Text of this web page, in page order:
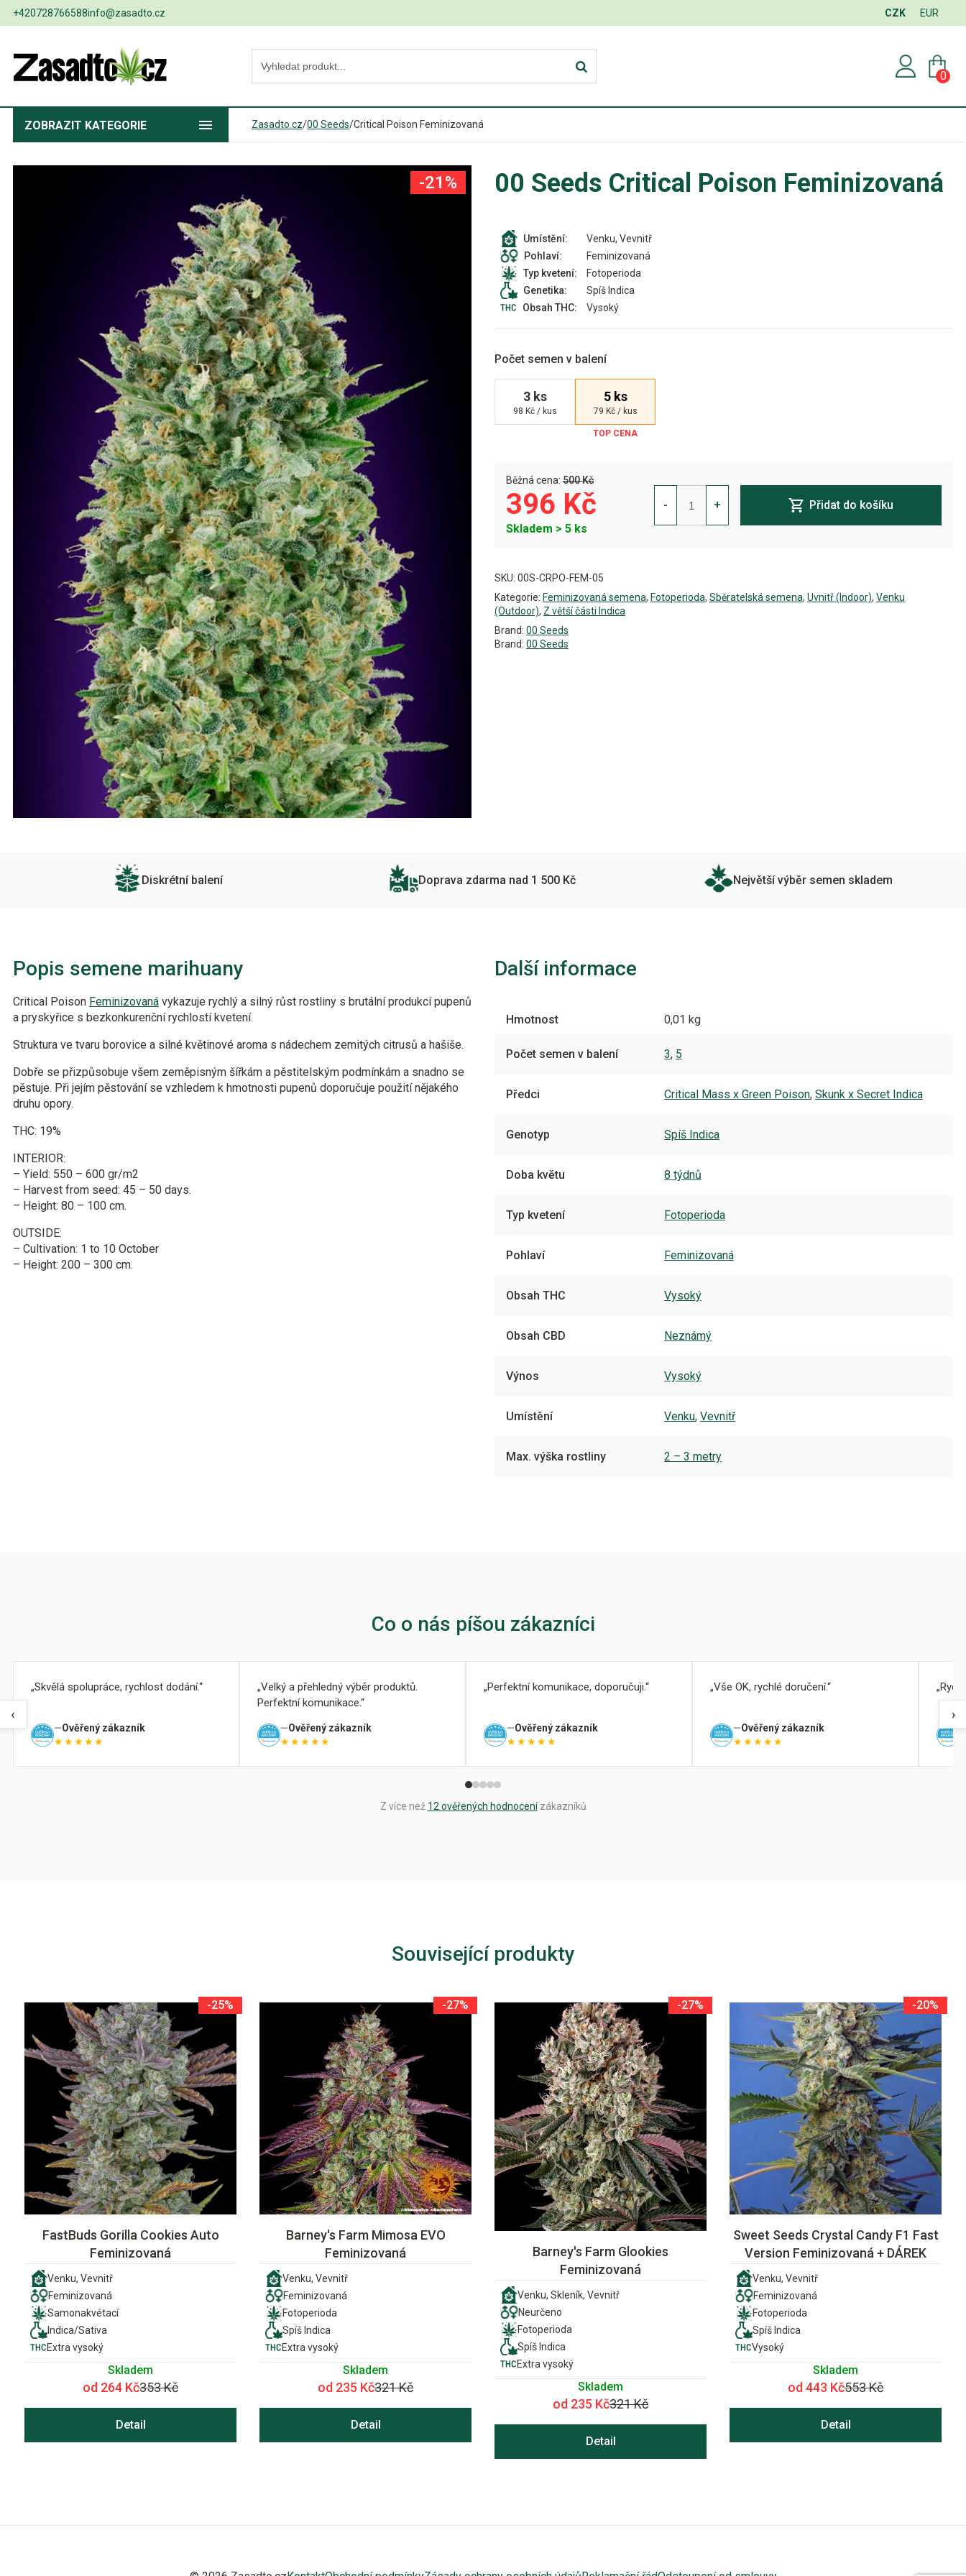
+420728766588info@zasadto.cz CZK EUR
0
ZOBRAZIT KATEGORIE Zasadto.cz/00 Seeds/Critical Poison Feminizovaná
00 Seeds Critical Poison Feminizovaná
Umístění:
Venku, Vevnitř
Pohlaví:
Feminizovaná
Typ kvetení:
Fotoperioda
Genetika:
Spíš Indica
Obsah THC:
Vysoký
Počet semen v balení
3 ks
98 Kč / kus
5 ks
79 Kč / kus
Běžná cena: 500 Kč
-21%
396 Kč
Skladem > 5 ks
-
Critical
Poison
Feminizovaná
množství
+ Přidat do košíku
SKU: 00S-CRPO-FEM-05
Kategorie: Feminizovaná semena, Fotoperioda, Sběratelská semena, Uvnitř (Indoor), Venku
(Outdoor), Z větší části Indica
Brand: 00 Seeds
Brand: 00 Seeds
Diskrétní balení Doprava zdarma nad 1 500 Kč Největší výběr semen skladem
Popis semene marihuany
Critical Poison Feminizovaná vykazuje rychlý a silný růst rostliny s brutální produkcí pupenů
a pryskyřice s bezkonkurenční rychlostí kvetení.
Struktura ve tvaru borovice a silné květinové aroma s nádechem zemitých citrusů a hašiše.
Dobře se přizpůsobuje všem zeměpisným šířkám a pěstitelským podmínkám a snadno se
pěstuje. Při jejím pěstování se vzhledem k hmotnosti pupenů doporučuje použití nějakého
druhu opory.
THC: 19%
INTERIOR:
– Yield: 550 – 600 gr/m2
– Harvest from seed: 45 – 50 days.
– Height: 80 – 100 cm.
OUTSIDE:
– Cultivation: 1 to 10 October
– Height: 200 – 300 cm.
Další informace
Hmotnost 0,01 kg
Počet semen v balení 3, 5
Předci Critical Mass x Green Poison, Skunk x Secret Indica
Genotyp Spíš Indica
Doba květu 8 týdnů
Typ kvetení Fotoperioda
Pohlaví Feminizovaná
Obsah THC Vysoký
Obsah CBD Neznámý
Výnos Vysoký
Umístění Venku, Vevnitř
Max. výška rostliny 2 – 3 metry
Co o nás píšou zákazníci
‹
Skvělá spolupráce, rychlost dodání.
Ověřený zákazník
★★★★★
Velký a přehledný výběr produktů.
Perfektní komunikace.
Ověřený zákazník
★★★★★
Perfektní komunikace, doporučuji.
Ověřený zákazník
★★★★★
Vše OK, rychlé doručení.
Ověřený zákazník
★★★★★
›
Z více než 12 ověřených hodnocenízákazníků
Související produkty
-25%
FastBuds Gorilla Cookies Auto
Feminizovaná
Venku, Vevnitř
Feminizovaná
Samonakvétací
Indica/Sativa
Extra vysoký
Skladem
od 264 Kč353 Kč
Detail
-27%
Barney's Farm Mimosa EVO
Feminizovaná
Venku, Vevnitř
Feminizovaná
Fotoperioda
Spíš Indica
Extra vysoký
Skladem
od 235 Kč321 Kč
Detail
-27%
Barney's Farm Glookies
Feminizovaná
Venku, Skleník, Vevnitř
Neurčeno
Fotoperioda
Spíš Indica
Extra vysoký
Skladem
od 235 Kč321 Kč
Detail
-20%
Sweet Seeds Crystal Candy F1 Fast
Version Feminizovaná + DÁREK
Venku, Vevnitř
Feminizovaná
Fotoperioda
Spíš Indica
Vysoký
Skladem
od 443 Kč553 Kč
Detail